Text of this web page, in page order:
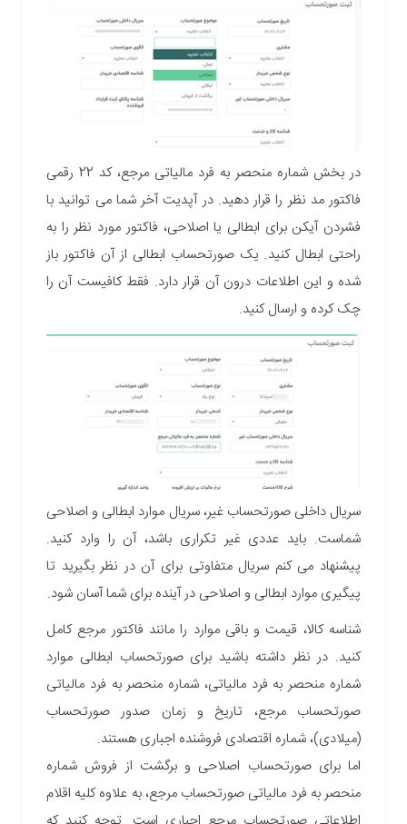
در بخش شماره منحصر به فرد مالیاتی مرجع، کد 22 رقمی
فاکتور مد نظر را قرار دهید. در آپدیت آخر شما می توانید با
فشردن آیکن برای ابطالی یا اصلاحی، فاکتور مورد نظر را به
راحتی ابطال کنید. یک صورتحساب ابطالی از آن فاکتور باز
شده و این اطلاعات درون آن قرار دارد. فقط کافیست آن را
چک کرده و ارسال کنید.
سریال داخلی صورتحساب غیر، سریال موارد ابطالی و اصلاحی
شماست. باید عددی غیر تکراری باشد، آن را وارد کنید.
پیشنهاد می کنم سریال متفاوتی برای آن در نظر بگیرید تا
پیگیری موارد ابطالی و اصلاحی در آینده برای شما آسان شود.
شناسه کالا، قیمت و باقی موارد را مانند فاکتور مرجع کامل
کنید. در نظر داشته باشید برای صورتحساب ابطالی موارد
شماره منحصر به فرد مالیاتی، شماره منحصر به فرد مالیاتی
صورتحساب مرجع، تاریخ و زمان صدور صورتحساب
(میلادی)، شماره اقتصادی فروشنده اجباری هستند.
اما برای صورتحساب اصلاحی و برگشت از فروش شماره
منحصر به فرد مالیاتی صورتحساب مرجع، به علاوه کلیه اقلام